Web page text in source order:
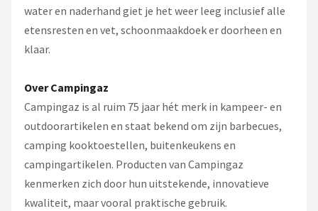
water en naderhand giet je het weer leeg inclusief alle
etensresten en vet, schoonmaakdoek er doorheen en
klaar.
Over Campingaz
Campingaz is al ruim 75 jaar hét merk in kampeer- en
outdoorartikelen en staat bekend om zijn barbecues,
camping kooktoestellen, buitenkeukens en
campingartikelen. Producten van Campingaz
kenmerken zich door hun uitstekende, innovatieve
kwaliteit, maar vooral praktische gebruik.